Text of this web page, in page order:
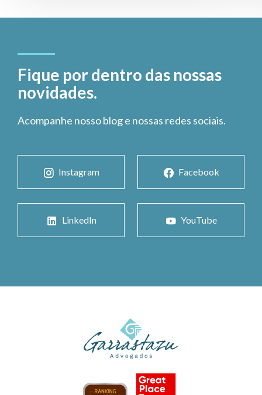
Fique por dentro das nossas
novidades.
Acompanhe nosso blog e nossas redes sociais.
Instagram Facebook
LinkedIn YouTube